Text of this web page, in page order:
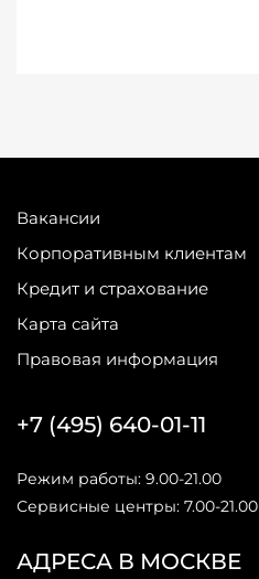
Вакансии
Корпоративным клиентам
Кредит и страхование
Карта сайта
Правовая информация
АДРЕСА В МОСКВЕ
+7 (495) 640-01-11
Режим работы: 9.00-21.00
Сервисные центры: 7.00-21.00